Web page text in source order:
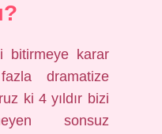
bitirmeye karar
dramatize
ki 4 yıldır bizi
sonsuz